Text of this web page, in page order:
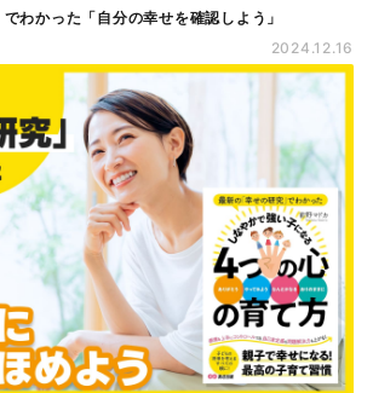
でわかった「自分の幸せを確認しよう」
2024.12.16